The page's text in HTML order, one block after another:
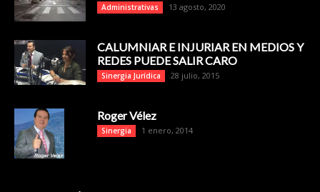
Administrativas 13 agosto, 2020
CALUMNIAR E INJURIAR EN MEDIOS Y
REDES PUEDE SALIR CARO
Sinergia Jurídica 28 julio, 2015
Roger Vélez
Sinergia 1 enero, 2014